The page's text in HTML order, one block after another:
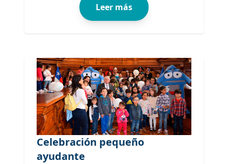
Leer más
Celebración pequeño
ayudante